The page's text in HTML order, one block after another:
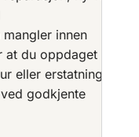
innen
at du oppdaget
eller erstatning (se
godkjente